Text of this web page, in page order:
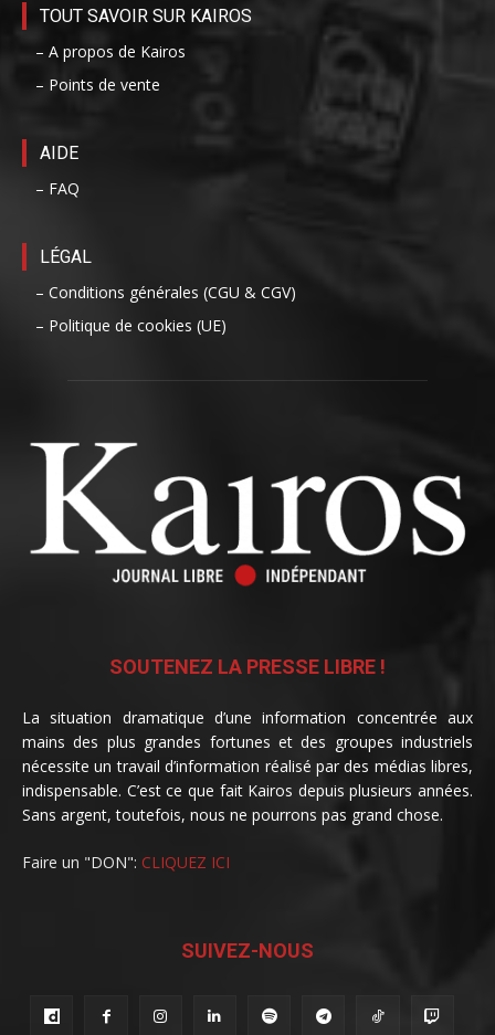
TOUT SAVOIR SUR KAIROS
– A propos de Kairos
– Points de vente
AIDE
– FAQ
LÉGAL
– Conditions générales (CGU & CGV)
– Politique de cookies (UE)
SOUTENEZ LA PRESSE LIBRE !
La situation dramatique d’une information concentrée aux
mains des plus grandes fortunes et des groupes industriels
nécessite un travail d’information réalisé par des médias libres,
indispensable. C’est ce que fait Kairos depuis plusieurs années.
Sans argent, toutefois, nous ne pourrons pas grand chose.
Faire un "DON": CLIQUEZ ICI
SUIVEZ-NOUS